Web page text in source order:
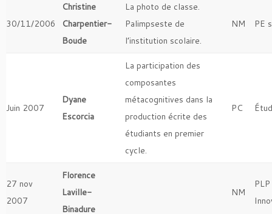
30/11/2006
Christine
Charpentier-
Boude
La photo de classe.
Palimpseste de
l’institution scolaire.
NM PE
Juin 2007
Dyane
Escorcia
La participation des
composantes
métacognitives dans la
production écrite des
étudiants en premier
cycle.
PC
27 nov
2007
Florence
Laville-
Binadure
NM